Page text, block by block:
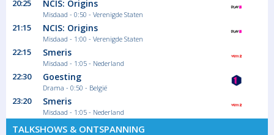
20:25 NCIS: Origins
Misdaad - 0:50 - Verenigde Staten
21:15 NCIS: Origins
Misdaad - 1:00 - Verenigde Staten
22:15 Smeris
Misdaad - 1:05 - Nederland
22:30 Goesting
Drama - 0:50 - België
23:20 Smeris
Misdaad - 1:05 - Nederland
TALKSHOWS & ONTSPANNING